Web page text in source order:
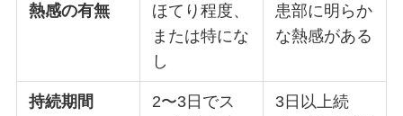
熱感の有無
ほてり程度、
または特にな
し
患部に明らか
な熱感がある
持続期間
2〜3日でス
3日以上続